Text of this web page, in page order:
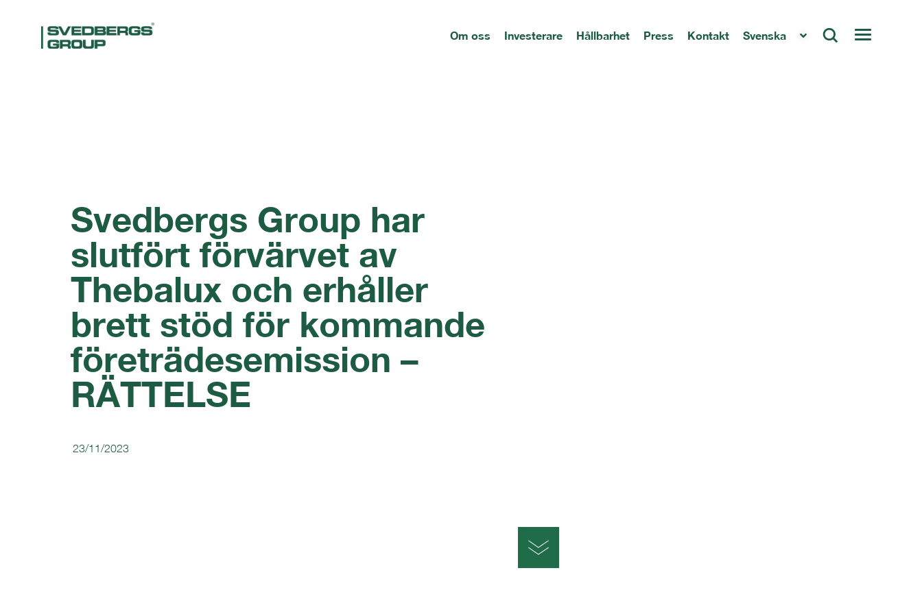
Om oss Investerare Hållbarhet Press Kontakt Svenska
Svedbergs Group har
slutfört förvärvet av
Thebalux och erhåller
brett stöd för kommande
företrädesemission –
RÄTTELSE
23/11/2023